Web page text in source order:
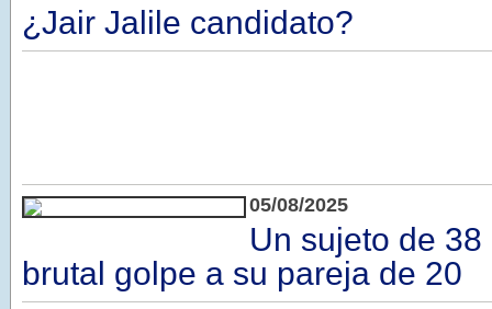
¿Jair Jalile candidato?
05/08/2025
Un sujeto de
brutal golpe a su pareja de 20